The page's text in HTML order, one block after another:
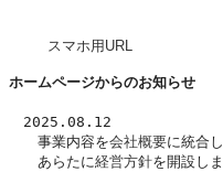
スマホ用URL
ホームページからのお知らせ
2025.08.12
事業内容を会社概要に統合し
あらたに経営方針を開設しま